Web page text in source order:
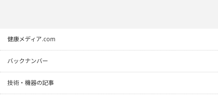
健康メディア.com
バックナンバー
技術・機器の記事